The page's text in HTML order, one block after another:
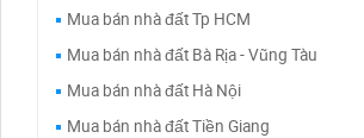
Mua bán nhà đất Tp HCM
Mua bán nhà đất Bà Rịa - Vũng Tàu
Mua bán nhà đất Hà Nội
Mua bán nhà đất Tiền Giang